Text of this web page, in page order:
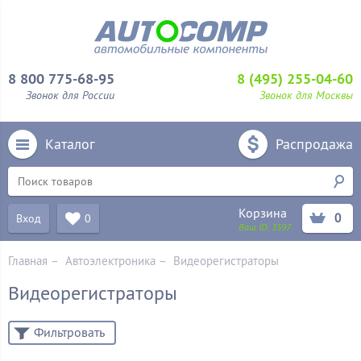
8 800 775-68-95
Звонок для России
8 (495) 255-04-60
Звонок для Москвы
Каталог Распродажа
Вход 0 Корзина
Ваш ID: 3597
0
Главная – Автоэлектроника – Видеорегистраторы
Видеорегистраторы
Фильтровать